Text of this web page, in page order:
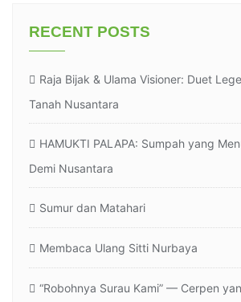
RECENT POSTS
Raja Bijak & Ulama Visioner: Duet
Tanah Nusantara
HAMUKTI PALAPA: Sumpah yang
Demi Nusantara
Sumur dan Matahari
Membaca Ulang Sitti Nurbaya
“Robohnya Surau Kami” — Cerpen